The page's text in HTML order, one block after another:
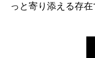
っと寄り添える存